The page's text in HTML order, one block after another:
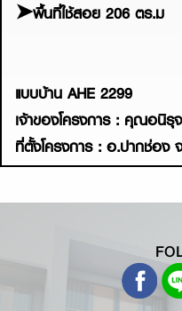
➤พื้นที่ใช้สอย 206 ตร.ม
แบบบ้าน AHE 2299
เจ้าของโครงการ : คุณอนิรุ
ที่ตั้งโครงการ : อ.ปากช่อง